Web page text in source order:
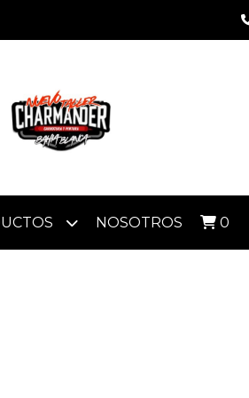
NOSOTROS 0